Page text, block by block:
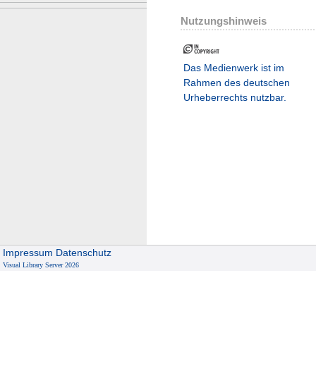
Nutzungshinweis
Das Medienwerk ist im
Rahmen des deutschen
Urheberrechts nutzbar.
Impressum Datenschutz
Visual Library Server 2026